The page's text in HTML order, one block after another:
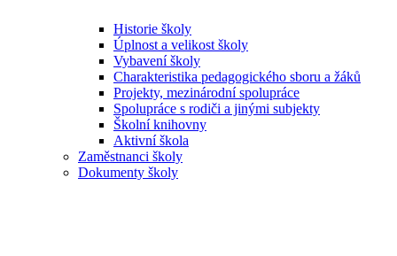
Historie školy
Úplnost a velikost školy
Vybavení školy
Charakteristika pedagogického sboru a žáků
Projekty, mezinárodní spolupráce
Spolupráce s rodiči a jinými subjekty
Školní knihovny
Aktivní škola
Zaměstnanci školy
Dokumenty školy